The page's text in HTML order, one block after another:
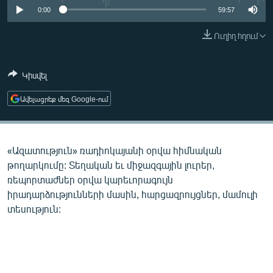
ՄԻՋԱԶԳԱՅԻՆ
ՄԵԿՆԱԲԱՆՈՒԹՅՈՒՆ
ՏՏ ԵՒ ԻՆՏԵՐՆԵՏ
ԿՈՐՈՆԱՎԻՐՈՒՍ
ՏԵՍԱՆՅՈՒԹԵՐ
ԲԱՆԱՎԵՃ
ՁԳՏԵԼՈՎ ԼԱՎԱԳՈՒՅՆԻՆ
0:00 59:57
Ուղիղ հղում
Կիսվել
Ավելացրեք մեզ Google-ում
«Ազատություն» ռադիոկայանի օրվա հիմնական
թողարկումը: Տեղական եւ միջազգային լուրեր,
ռեպորտաժներ օրվա կարեւորագույն
իրադարձությունների մասին, հարցազրույցներ, մամուլի
տեսություն: